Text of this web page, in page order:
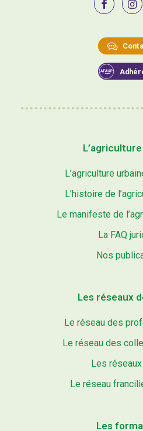
L’agriculture
L’histoire de
Le manifeste de
La FAQ
Nos
Les réseaux
Le réseau des
Le réseau des
Les
Le réseau
Les